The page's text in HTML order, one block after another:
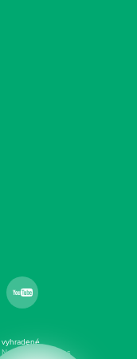
vyhradené
Nastavenia cookies
YouTube